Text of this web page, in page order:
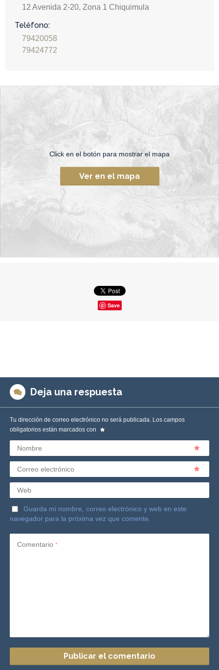
12 Avenida 2-20, Zona 1 Chiquimula
Teléfono:
79420058
79424772
Click en el botón para mostrar el mapa
Ver en el mapa
Save
Deja una respuesta
Tu dirección de correo electrónico no será publicada. Los campos
obligatorios están marcados con
Nombre
Correo electrónico
Web
Guarda mi nombre, correo electrónico y web en este
navegador para la próxima vez que comente.
Comentario *